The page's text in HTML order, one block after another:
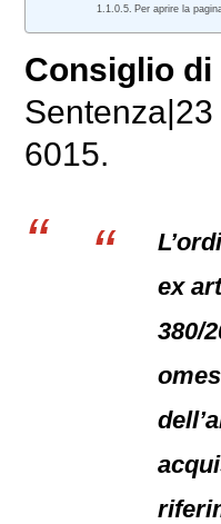
Per aprire la
Consiglio di
6015.
ex
380/